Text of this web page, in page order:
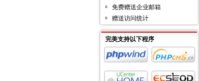
免费赠送企业邮箱
赠送访问统计
完美支持以下程序